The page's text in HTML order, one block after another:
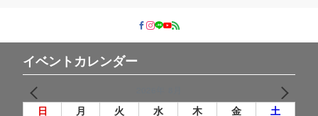
イベントカレンダー
日 月 火 水 木 金 土